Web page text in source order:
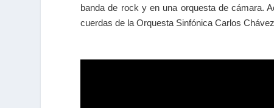
banda de rock y en una orquesta de cámara.
cuerdas de la Orquesta Sinfónica Carlos